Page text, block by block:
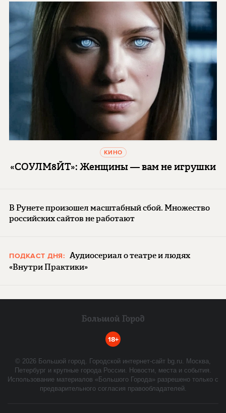
КИНО
«СОУЛМ8ЙТ»: Женщины — вам не игрушки
В Рунете произошел масштабный сбой. Множество
российских сайтов не работают
ПОДКАСТ ДНЯ: Аудиосериал о театре и людях
«Внутри Практики»
18+
© 2026 Большой город. Городской интернет-сайт bg.ru. Москва,
Петербург и крупные города России. Новости, места и события.
Использование материалов «Большого Города» разрешено только с
предварительного согласия правообладателей.